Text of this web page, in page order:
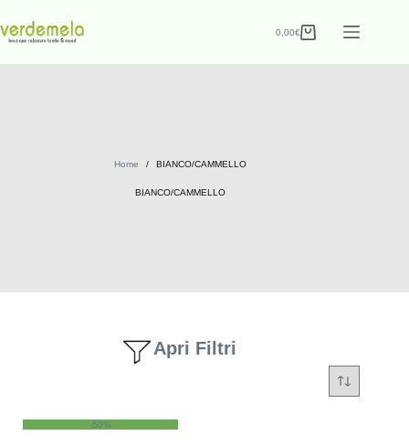
0,00€
Home / BIANCO/CAMMELLO
BIANCO/CAMMELLO
Apri Filtri
-50%